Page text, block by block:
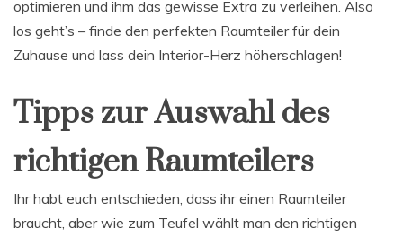
optimieren und ihm das gewisse Extra zu verleihen. Also
los geht’s – finde den perfekten Raumteiler für dein
Zuhause und lass dein Interior-Herz höherschlagen!
Tipps zur Auswahl des
richtigen Raumteilers
Ihr habt euch entschieden, dass ihr einen Raumteiler
braucht, aber wie zum Teufel wählt man den richtigen